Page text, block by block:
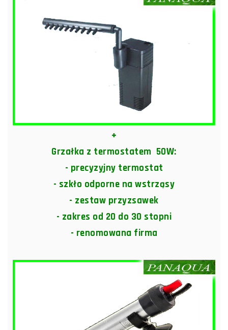
+
Grzałka z termostatem 50W:
- precyzyjny termostat
- szkło odporne na wstrząsy
- zestaw przyzsawek
- zakres od 20 do 30 stopni
- renomowana firma